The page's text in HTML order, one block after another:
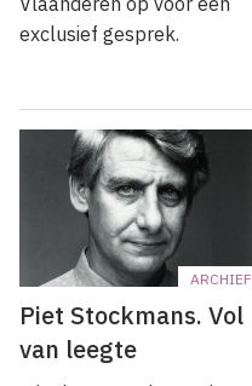
exclusief gesprek.
ARCHIEF
Piet Stockmans. Vol
van leegte